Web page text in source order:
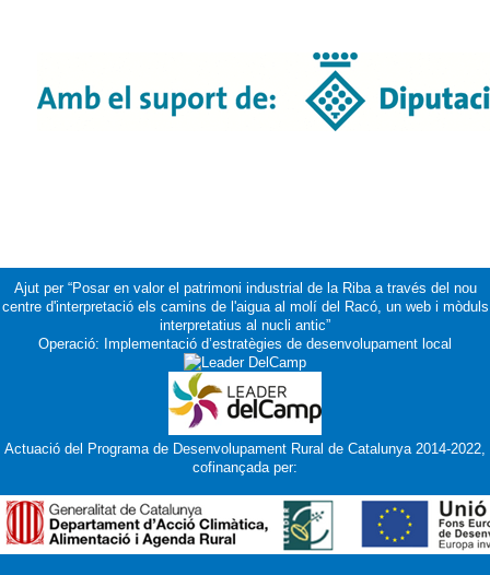
Ajut per “Posar en valor el patrimoni industrial de la Riba a través del nou
centre d'interpretació els camins de l'aigua al molí del Racó, un web i mòduls
interpretatius al nucli antic”
Operació: Implementació d’estratègies de desenvolupament local
Actuació del Programa de Desenvolupament Rural de Catalunya 2014-2022,
cofinançada per: